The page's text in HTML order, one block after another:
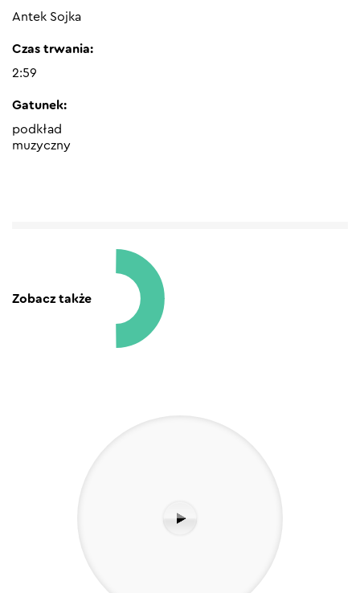
Antek Sojka
Czas trwania:
2:59
Gatunek:
podkład
muzyczny
Zobacz także